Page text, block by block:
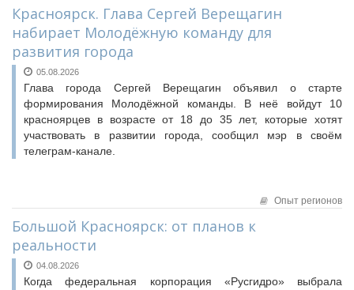
Лучшие практики ТОС
ЮРИДИЧЕСКИЙ СОВЕТ
Новости юридического совета
Красноярск. Глава Сергей Верещагин
набирает Молодёжную команду для
развития города
05.08.2026
Глава города Сергей Верещагин объявил о старте
формирования Молодёжной команды. В неё войдут 10
красноярцев в возрасте от 18 до 35 лет, которые хотят
участвовать в развитии города, сообщил мэр в своём
телеграм-канале.
Опыт регионов
Большой Красноярск: от планов к
реальности
04.08.2026
Когда федеральная корпорация «Русгидро» выбрала